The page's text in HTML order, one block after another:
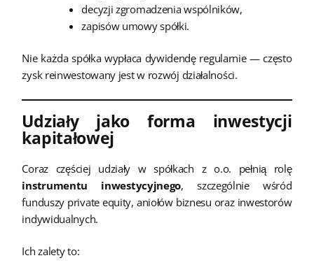
decyzji zgromadzenia wspólników,
zapisów umowy spółki.
Nie każda spółka wypłaca dywidendę regularnie — często
zysk reinwestowany jest w rozwój działalności.
Udziały jako forma inwestycji
kapitałowej
Coraz częściej udziały w spółkach z o.o. pełnią rolę
instrumentu inwestycyjnego, szczególnie wśród
funduszy private equity, aniołów biznesu oraz inwestorów
indywidualnych.
Ich zalety to: